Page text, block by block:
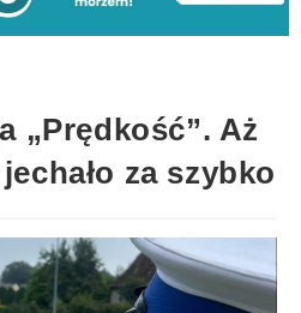
„Prędkość”. Aż
za szybko